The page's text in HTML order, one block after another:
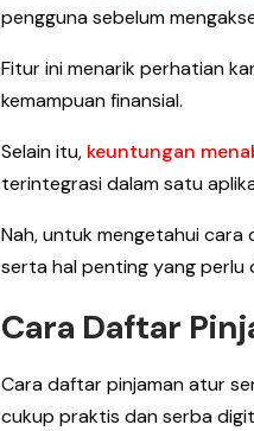
pengguna sebelum
Fitur ini menarik perhatian
kemampuan finansial.
Selain itu, keuntungan
terintegrasi dalam satu
Nah, untuk mengetahui cara
serta hal penting yang perlu
Cara Daftar
Cara daftar pinjaman atur
cukup praktis dan serba